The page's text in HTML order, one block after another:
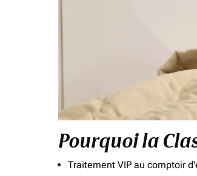
Pourquoi la
Traitement VIP au comptoir